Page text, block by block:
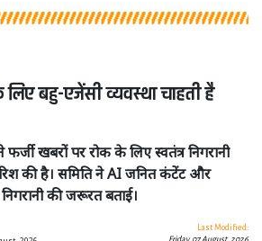
बहु-एजेंसी व्यवस्था चाहती है
खबरों पर रोक के लिए स्वतंत्र निगरानी
की है। समिति ने AI जनित कंटेंट और
की जरूरत बताई।
Last Modified:
Friday, 07 August, 2026